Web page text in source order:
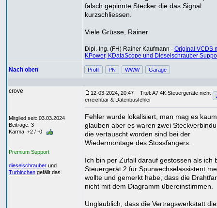
falsch gepinnte Stecker die das Signal
kurzschliessen.
Viele Grüsse, Rainer
Dipl.-Ing. (FH) Rainer Kaufmann - Original VCDS
KPower, KDataScope und Dieselschrauber
Nach oben Profil PN WWW Garage
crove
Mitglied seit: 03.03.2024
Beiträge: 3
Karma: +2 / -0
Premium Support
dieselschrauber und
Turbinchen gefällt das.
12-03-2024, 20:47
Titel: A7 4K:Steuergeräte nicht
erreichbar & Datenbusfehler
Fehler wurde lokalisiert, man mag es kaum
glauben aber es waren zwei
die vertauscht worden sind bei der
Wiedermontage des Stossfängers.
Ich bin per Zufall darauf gestossen als ich
Steuergerät 2 für Spurwechselassistent
wollte und gemerkt habe, dass die
nicht mit dem Diagramm übereinstimmen.
Unglaublich, dass die Vertragswerkstatt